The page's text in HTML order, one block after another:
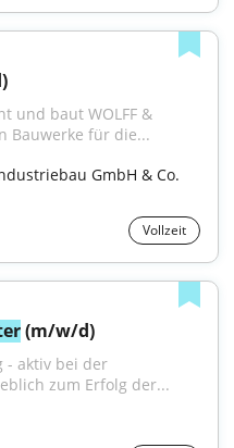
und baut WOLFF &
Bauwerke für die...
GmbH & Co.
Vollzeit
(m/w/d)
- aktiv bei der
zum Erfolg der...